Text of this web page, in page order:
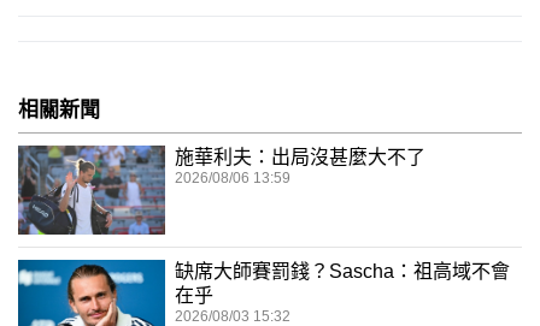
相關新聞
施華利夫：出局沒甚麼大不了
2026/08/06 13:59
缺席大師賽罰錢？Sascha：祖高域不會
在乎
2026/08/03 15:32